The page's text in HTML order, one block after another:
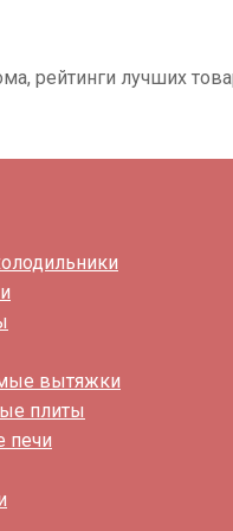
рейтинги лучших
вытяжки
плиты
печи